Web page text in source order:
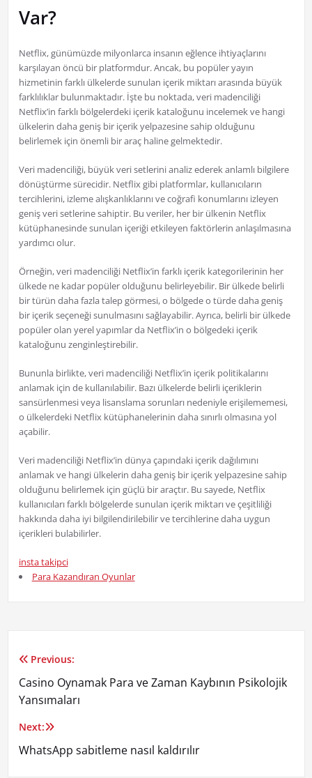
Var?
Netflix, günümüzde milyonlarca insanın eğlence ihtiyaçlarını
karşılayan öncü bir platformdur. Ancak, bu popüler yayın
hizmetinin farklı ülkelerde sunulan içerik miktarı arasında büyük
farklılıklar bulunmaktadır. İşte bu noktada, veri madenciliği
Netflix’in farklı bölgelerdeki içerik kataloğunu incelemek ve hangi
ülkelerin daha geniş bir içerik yelpazesine sahip olduğunu
belirlemek için önemli bir araç haline gelmektedir.
Veri madenciliği, büyük veri setlerini analiz ederek anlamlı bilgilere
dönüştürme sürecidir. Netflix gibi platformlar, kullanıcıların
tercihlerini, izleme alışkanlıklarını ve coğrafi konumlarını izleyen
geniş veri setlerine sahiptir. Bu veriler, her bir ülkenin Netflix
kütüphanesinde sunulan içeriği etkileyen faktörlerin anlaşılmasına
yardımcı olur.
Örneğin, veri madenciliği Netflix’in farklı içerik kategorilerinin her
ülkede ne kadar popüler olduğunu belirleyebilir. Bir ülkede belirli
bir türün daha fazla talep görmesi, o bölgede o türde daha geniş
bir içerik seçeneği sunulmasını sağlayabilir. Ayrıca, belirli bir ülkede
popüler olan yerel yapımlar da Netflix’in o bölgedeki içerik
kataloğunu zenginleştirebilir.
Bununla birlikte, veri madenciliği Netflix’in içerik politikalarını
anlamak için de kullanılabilir. Bazı ülkelerde belirli içeriklerin
sansürlenmesi veya lisanslama sorunları nedeniyle erişilememesi,
o ülkelerdeki Netflix kütüphanelerinin daha sınırlı olmasına yol
açabilir.
Veri madenciliği Netflix’in dünya çapındaki içerik dağılımını
anlamak ve hangi ülkelerin daha geniş bir içerik yelpazesine sahip
olduğunu belirlemek için güçlü bir araçtır. Bu sayede, Netflix
kullanıcıları farklı bölgelerde sunulan içerik miktarı ve çeşitliliği
hakkında daha iyi bilgilendirilebilir ve tercihlerine daha uygun
içerikleri bulabilirler.
insta takipci
Para Kazandıran Oyunlar
Yazı
gezinmesi
Previous:
Casino Oynamak Para ve Zaman Kaybının Psikolojik
Yansımaları
Next:
WhatsApp sabitleme nasıl kaldırılır